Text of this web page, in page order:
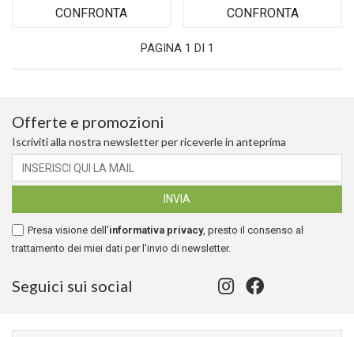
CONFRONTA CONFRONTA
PAGINA 1 DI 1
Offerte e promozioni
Iscriviti alla nostra newsletter per riceverle in anteprima
Presa visione dell'informativa privacy, presto il consenso al
trattamento dei miei dati per l'invio di newsletter.
Seguici sui social